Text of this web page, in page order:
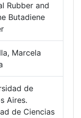
Rubber and
Butadiene
Marcela
de
Aires.
de Ciencias